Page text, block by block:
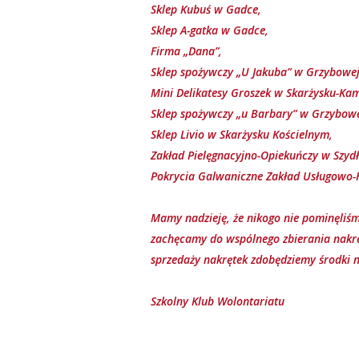
Sklep Kubuś w Gadce,
Sklep A-gatka w Gadce,
Firma „Dana”,
Sklep spożywczy „U Jakuba” w
Mini Delikatesy Groszek w Skarżysku-
Sklep spożywczy „u Barbary” w
Sklep Livio w Skarżysku Kościelnym,
Zakład Pielęgnacyjno-Opiekuńczy w
Pokrycia GalwaniczneZakład
Mamy nadzieję, że nikogo nie
zachęcamy do wspólnego zbierania
sprzedaży nakrętek zdobędziemy
Szkolny Klub Wolontariatu